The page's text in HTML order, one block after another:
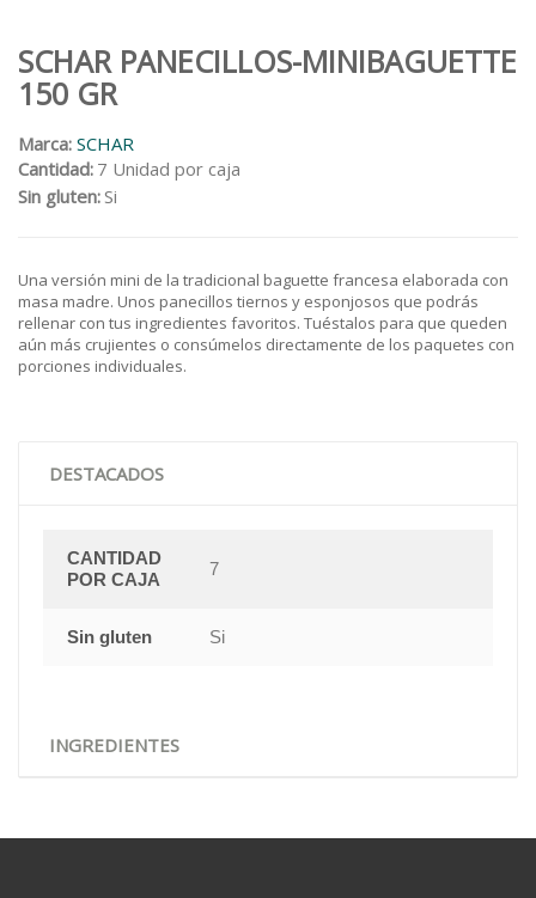
SCHAR PANECILLOS-MINIBAGUETTE
150 GR
Marca: SCHAR
Cantidad: 7 Unidad por caja
Sin gluten:Si
Una versión mini de la tradicional baguette francesa elaborada con
masa madre. Unos panecillos tiernos y esponjosos que podrás
rellenar con tus ingredientes favoritos. Tuéstalos para que queden
aún más crujientes o consúmelos directamente de los paquetes con
porciones individuales.
DESTACADOS
CANTIDAD
POR CAJA
7
Sin gluten Si
INGREDIENTES